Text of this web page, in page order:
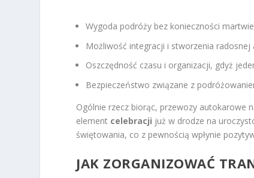
Wygoda podróży bez konieczności
Możliwość integracji i stworzenia
Oszczędność czasu i organizacji, gdyż
Bezpieczeństwo związane z
Ogólnie rzecz biorąc, przewozy autokarowe
element celebracji już w drodze na
świętowania, co z pewnością wpłynie
JAK ZORGANIZOWAĆ